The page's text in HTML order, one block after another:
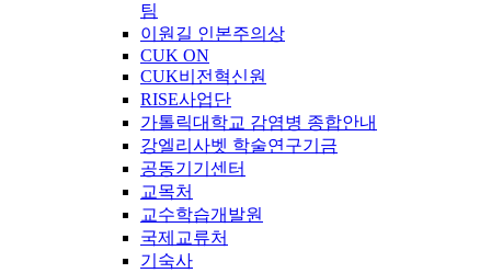
팀
이원길 인본주의상
CUK ON
CUK비전혁신원
RISE사업단
가톨릭대학교 감염병 종합안내
강엘리사벳 학술연구기금
공동기기센터
교목처
교수학습개발원
국제교류처
기숙사